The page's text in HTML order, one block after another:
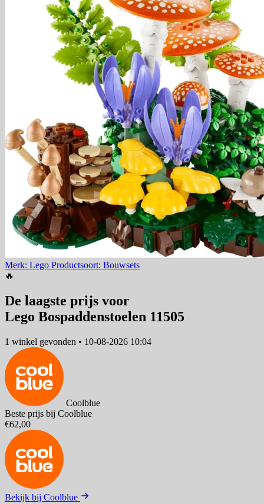
Merk: Lego Productsoort: Bouwsets
🔥
De laagste prijs voor
Lego Bospaddenstoelen 11505
1 winkel gevonden • 10-08-2026 10:04
Coolblue
Beste prijs bij Coolblue
€62,00
Bekijk bij Coolblue